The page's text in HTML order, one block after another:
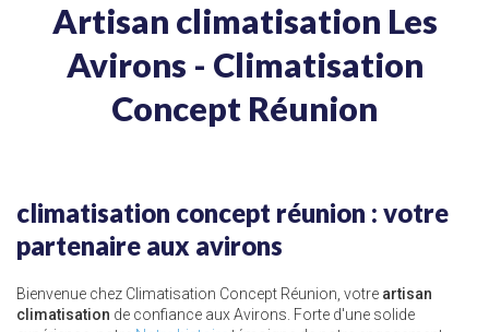
Artisan climatisation Les
Avirons - Climatisation
Concept Réunion
climatisation concept réunion : votre
partenaire aux avirons
Bienvenue chez Climatisation Concept Réunion, votre artisan
climatisation de confiance aux Avirons. Forte d'une solide